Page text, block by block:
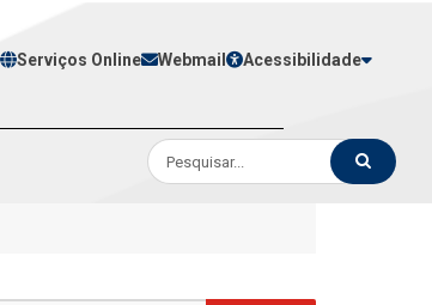
Serviços Online Webmail Acessibilidade